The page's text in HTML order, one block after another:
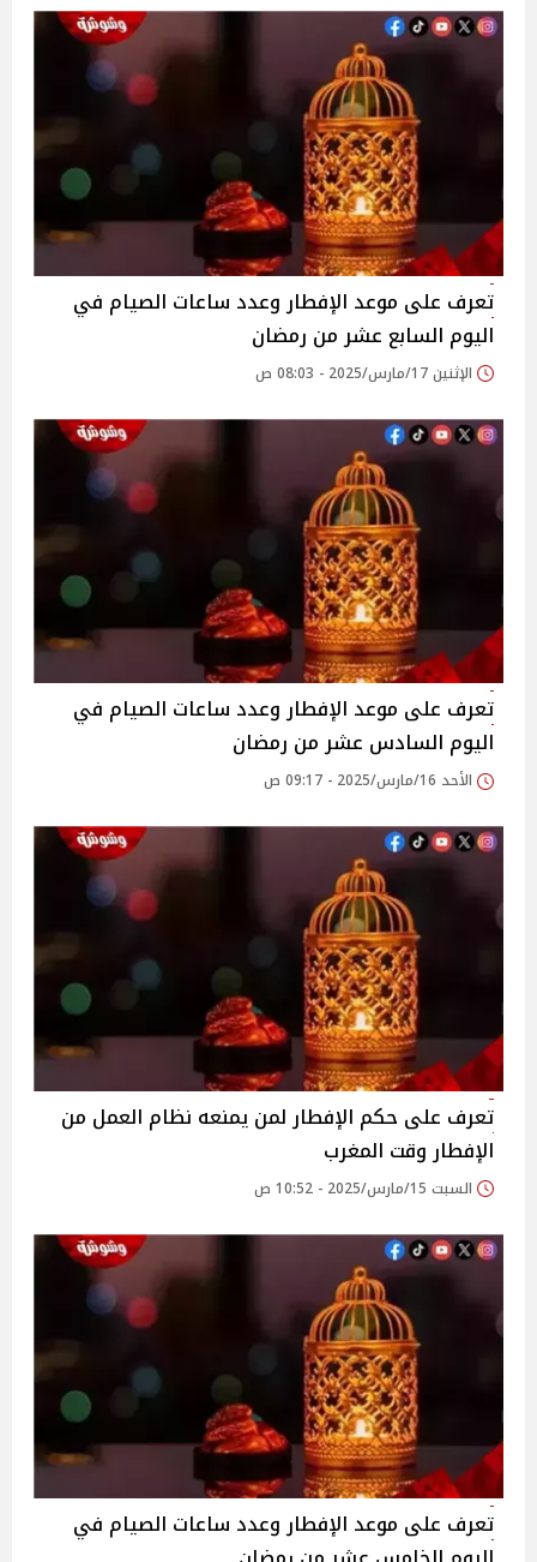
تعرف على موعد الإفطار وعدد ساعات الصيام في
اليوم السابع عشر من رمضان
الإثنين 17/مارس/2025 - 08:03 ص
تعرف على موعد الإفطار وعدد ساعات الصيام في
اليوم السادس عشر من رمضان
الأحد 16/مارس/2025 - 09:17 ص
تعرف على حكم الإفطار لمن يمنعه نظام العمل من
الإفطار وقت المغرب
السبت 15/مارس/2025 - 10:52 ص
تعرف على موعد الإفطار وعدد ساعات الصيام في